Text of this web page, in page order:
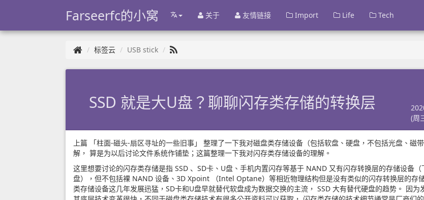
Farseerfc的小窝 关于 友情链接 Import Life Tech
标签云 USB stick
SSD 就是大U盘？聊聊闪存类存储的转换层
(周
上篇 「柱面-磁头-扇区寻址的一些旧事」
整理了一下我对磁盘类存储设备（包括软盘、硬盘，不包括光盘、磁
解， 算是为以后讨论文件系统作铺垫；这篇整理一下我对闪存类存储设备的理解。
这里想要讨论的闪存类存储是指 SSD 、SD卡、U盘、手机内置闪存等基于 NAND 又有闪存转换层的存储设备
盘），但不包括裸 NAND 设备、3D Xpoint （Intel Optane）等相近物理结构但是没有类似的闪存转换层的存
类存储设备这几年发展迅猛，SD卡和U盘早就替代软盘成为数据交换的主流， SSD 大有替代硬盘的趋势。 因为